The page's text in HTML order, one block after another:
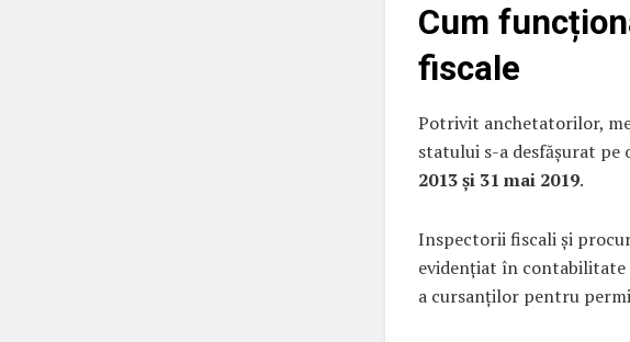
Cum
fiscale
Potrivit anchetatorilor,
statului s-a desfășurat pe
2013 și 31 mai 2019.
Inspectorii fiscali și
evidențiat în
a cursanților pentru